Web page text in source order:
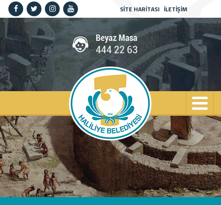
SİTE HARİTASI İLETİŞİM
Anasayfa
Kurumsal
Haliliye
Spor
Kültür
Sanat
Güncel
İletişim